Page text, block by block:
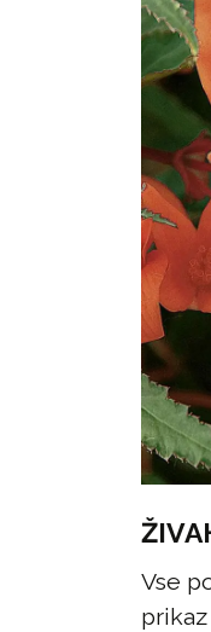
Vse